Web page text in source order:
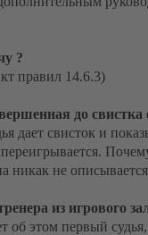
?
правил 14.6.3)
до свистка
дает свисток и
никак не описывается
из игрового
об этом первый